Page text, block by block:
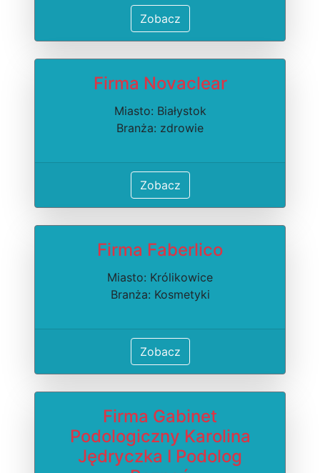
Zobacz
Firma Novaclear
Miasto: Białystok
Branża: zdrowie
Zobacz
Firma Faberlico
Miasto: Królikowice
Branża: Kosmetyki
Zobacz
Firma Gabinet
Podologiczny Karolina
Jędryczka I Podolog